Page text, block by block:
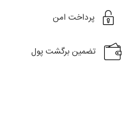
پرداخت امن
تضمین برگشت پول